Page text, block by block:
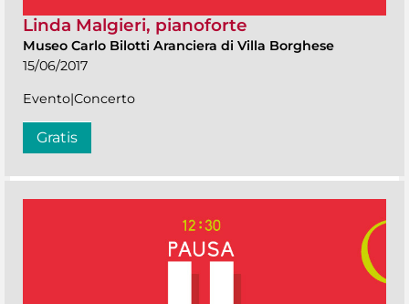
Linda Malgieri, pianoforte
Museo Carlo Bilotti Aranciera di Villa Borghese
15/06/2017
Evento|Concerto
Gratis